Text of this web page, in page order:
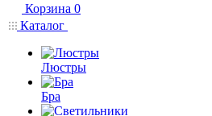
Корзина 0
Каталог
Люстры
Бра